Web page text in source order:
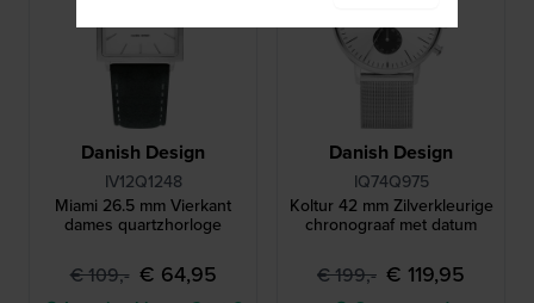
Danish Design
IV12Q1248
Miami 26.5 mm Vierkant
dames quartzhorloge
€ 109,- € 64,95
Danish Design
IQ74Q975
Koltur 42 mm Zilverkleurige
chronograaf met datum
€ 199,- € 119,95